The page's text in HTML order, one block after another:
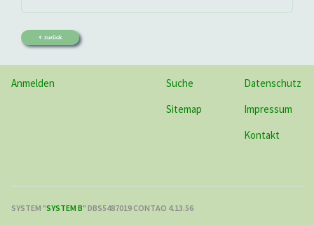
zurück
Anmelden
Suche
Sitemap
Datenschutz
Impressum
Kontakt
SYSTEM "SYSTEM B" DBS5487019 CONTAO 4.13.56